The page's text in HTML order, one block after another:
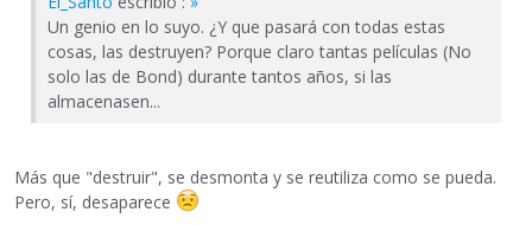
Un genio en lo suyo. ¿Y que pasará con todas estas
cosas, las destruyen? Porque claro tantas películas (No
solo las de Bond) durante tantos años, si las
almacenasen...
Más que "destruir", se desmonta y se reutiliza como se pueda.
Pero, sí, desaparece